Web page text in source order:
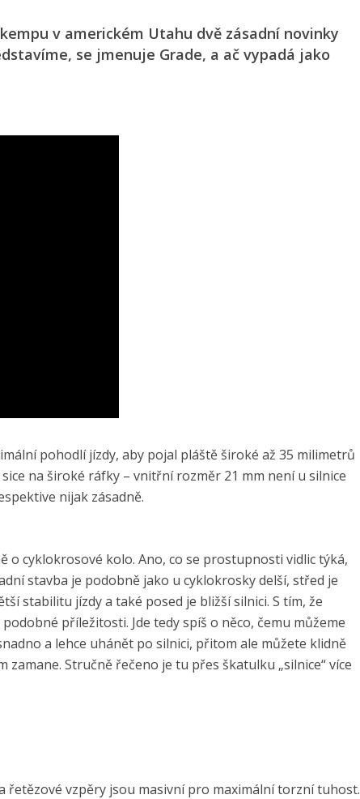
v americkém Utahu dvě zásadní novinky
se jmenuje Grade, a ač vypadá jako
pohodlí jízdy, aby pojal pláště široké až 35 milimetrů
na široké ráfky – vnitřní rozměr 21 mm není u silnice
nijak zásadně.
o cyklokrosové kolo. Ano, co se prostupnosti vidlic týká,
stavba je podobně jako u cyklokrosky delší, střed je
stabilitu jízdy a také posed je bližší silnici. S tím, že
příležitosti. Jde tedy spíš o něco, čemu můžeme
a lehce uhánět po silnici, přitom ale můžete klidně
Stručně řečeno je tu přes škatulku „silnice“ více
vzpěry jsou masivní pro maximální torzní tuhost.